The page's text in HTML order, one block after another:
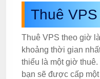
Thuê
Thuê VPS theo giờ
khoảng thời gian
thiểu là một giờ
bạn sẽ được cấp